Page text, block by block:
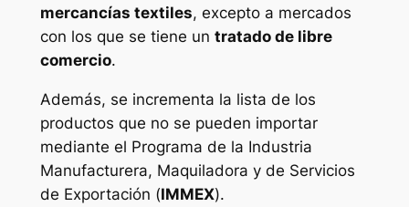
mercancías textiles, excepto a mercados
con los que se tiene un tratado de libre
comercio.
Además, se incrementa la lista de los
productos que no se pueden importar
mediante el Programa de la Industria
Manufacturera, Maquiladora y de Servicios
de Exportación (IMMEX).